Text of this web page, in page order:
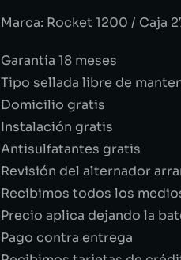
Marca: Rocket 1200 / Caja
Garantía 18 meses
Tipo sellada libre de
Domicilio gratis
Instalación gratis
Antisulfatantes gratis
Revisión del alternador
Recibimos todos los
Precio aplica dejando la
Pago contra entrega